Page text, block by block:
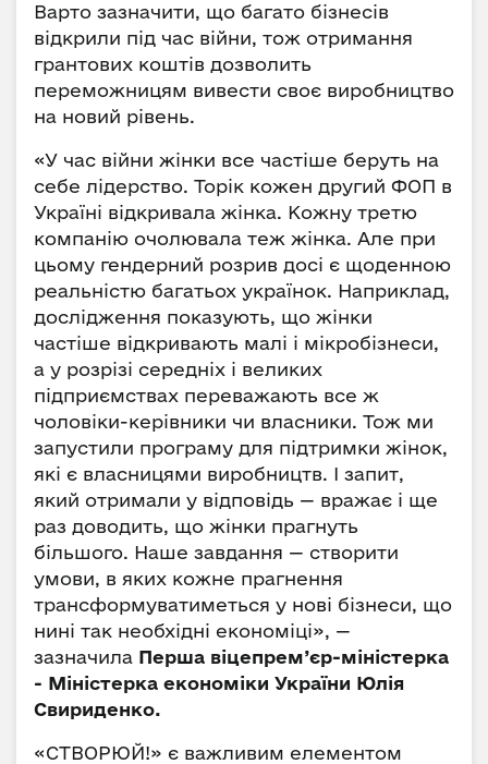
Варто зазначити, що багато бізнесів
відкрили під час війни, тож отримання
грантових коштів дозволить
переможницям вивести своє виробництво
на новий рівень.
«У час війни жінки все частіше беруть на
себе лідерство. Торік кожен другий ФОП в
Україні відкривала жінка. Кожну третю
компанію очолювала теж жінка. Але при
цьому гендерний розрив досі є щоденною
реальністю багатьох українок. Наприклад,
дослідження показують, що жінки
частіше відкривають малі і мікробізнеси,
а у розрізі середніх і великих
підприємствах переважають все ж
чоловіки-керівники чи власники. Тож ми
запустили програму для підтримки жінок,
які є власницями виробництв. І запит,
який отримали у відповідь — вражає і ще
раз доводить, що жінки прагнуть
більшого. Наше завдання — створити
умови, в яких кожне прагнення
трансформуватиметься у нові бізнеси, що
нині так необхідні економіці», —
зазначила Перша віцепрем’єр-міністерка
- Міністерка економіки України Юлія
Свириденко.
«СТВОРЮЙ!» є важливим елементом